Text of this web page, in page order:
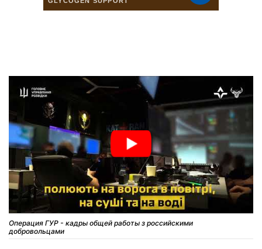
Операция ГУР - кадры общей работы з российскими
добровольцами